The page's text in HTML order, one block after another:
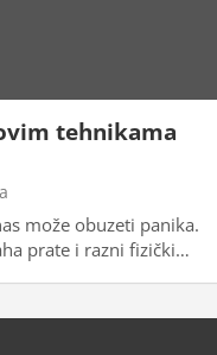
tehnikama
može obuzeti panika.
prate i razni fizički…